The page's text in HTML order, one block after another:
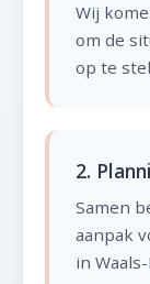
Wij
om de
op te
2.
Samen
aanpak
in